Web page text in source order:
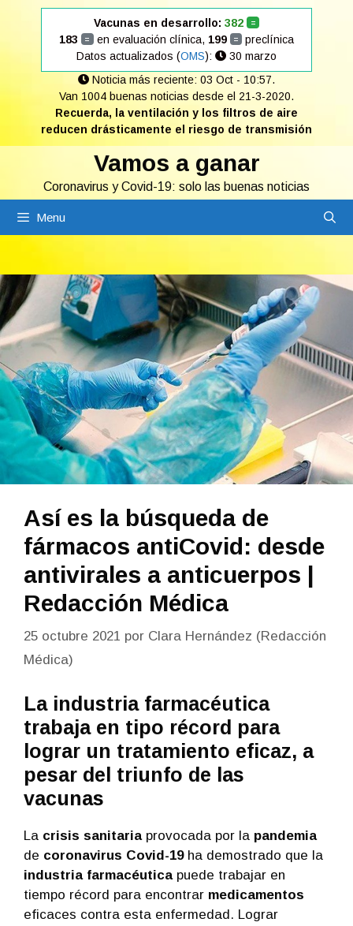
Vacunas en desarrollo: 382 =
183 = en evaluación clínica, 199 = preclínica
Datos actualizados (OMS):
30 marzo
Noticia más reciente: 03 Oct - 10:57.
Van 1004 buenas noticias desde el 21-3-2020.
Recuerda, la ventilación y los filtros de aire
reducen drásticamente el riesgo de transmisión
Vamos a ganar
Coronavirus y Covid-19: solo las buenas noticias
Menu
Así es la búsqueda de
fármacos antiCovid: desde
antivirales a anticuerpos |
Redacción Médica
25 octubre 2021 por Clara Hernández (Redacción
Médica)
La industria farmacéutica
trabaja en tipo récord para
lograr un tratamiento eficaz, a
pesar del triunfo de las
vacunas
La crisis sanitaria provocada por la pandemia
de coronavirus Covid-19ha demostrado que la
industria farmacéuticapuede trabajar en
tiempo récord para encontrar medicamentos
eficaces contra esta enfermedad. Lograr